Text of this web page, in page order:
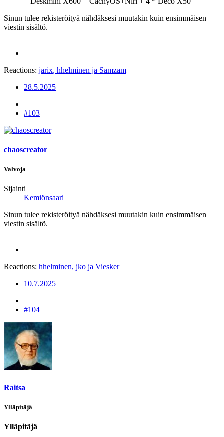
Sinun tulee rekisteröityä nähdäksesi muutakin kuin ensimmäisen
viestin sisältö.
Reactions: jarix, hhelminen ja Samzam
28.5.2025
#103
chaoscreator
Valvoja
Sijainti
Kemiönsaari
Sinun tulee rekisteröityä nähdäksesi muutakin kuin ensimmäisen
viestin sisältö.
Reactions: hhelminen, jko ja Viesker
10.7.2025
#104
Raitsa
Ylläpitäjä
Ylläpitäjä